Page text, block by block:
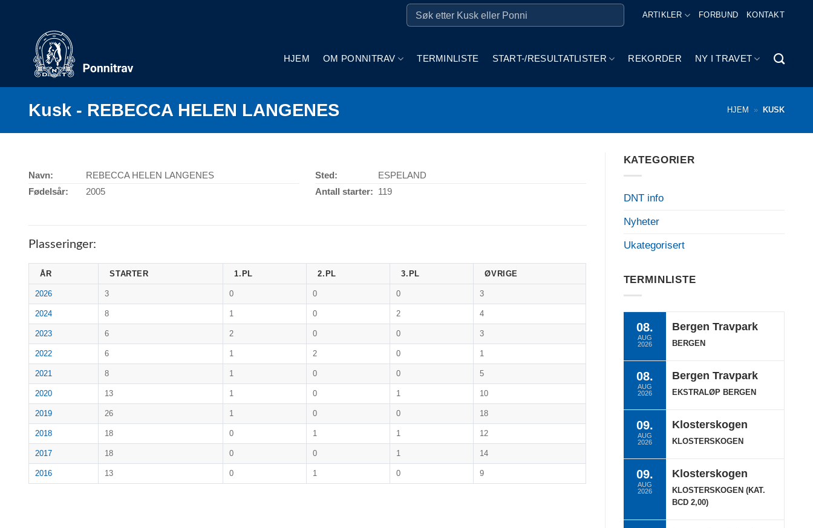
ARTIKLER FORBUND KONTAKT
HJEM OM PONNITRAV TERMINLISTE START-/RESULTATLISTER REKORDER NY I TRAVET
Kusk - REBECCA HELEN LANGENES HJEM » KUSK
Navn:
REBECCA HELEN LANGENES
Fødelsår:
2005
Sted:
ESPELAND
Antall starter: 119
Plasseringer:
ÅR STARTER 1.PL 2.PL 3.PL ØVRIGE
2026 3 0 0 0 3
2024 8 1 0 2 4
2023 6 2 0 0 3
2022 6 1 2 0 1
2021 8 1 0 0 5
2020 13 1 0 1 10
2019 26 1 0 0 18
2018 18 0 1 1 12
2017 18 0 0 1 14
2016 13 0 1 0 9
KATEGORIER
DNT info
Nyheter
Ukategorisert
TERMINLISTE
08.
AUG
2026
Bergen Travpark
BERGEN
08.
AUG
2026
Bergen Travpark
EKSTRALØP BERGEN
09.
AUG
2026
Klosterskogen
KLOSTERSKOGEN
09.
AUG
2026
Klosterskogen
KLOSTERSKOGEN (KAT.
BCD 2,00)